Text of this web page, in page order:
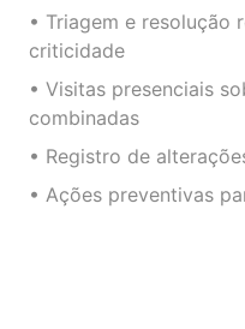
• Triagem e
criticidade
• Visitas presenciais
combinadas
• Registro de
• Ações preventivas